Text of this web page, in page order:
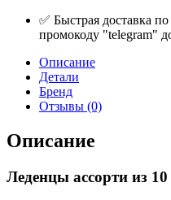
✅ Быстрая доставка
промокоду "telegram"
Описание
Детали
Бренд
Отзывы (0)
Описание
Леденцы ассорти из